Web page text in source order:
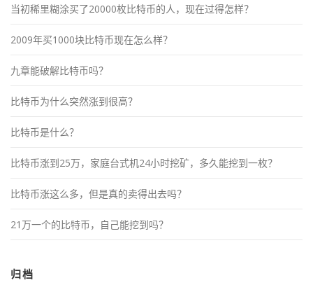
当初稀里糊涂买了20000枚比特币的人，现在过得怎样？
2009年买1000块比特币现在怎么样？
九章能破解比特币吗？
比特币为什么突然涨到很高？
比特币是什么？
比特币涨到25万，家庭台式机24小时挖矿，多久能挖到一枚？
比特币涨这么多，但是真的卖得出去吗？
21万一个的比特币，自己能挖到吗？
归档